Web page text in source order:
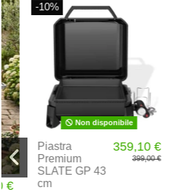
-10%
Non disponibile
Piastra
Premium
SLATE GP 43
359,10 €
399,00 €